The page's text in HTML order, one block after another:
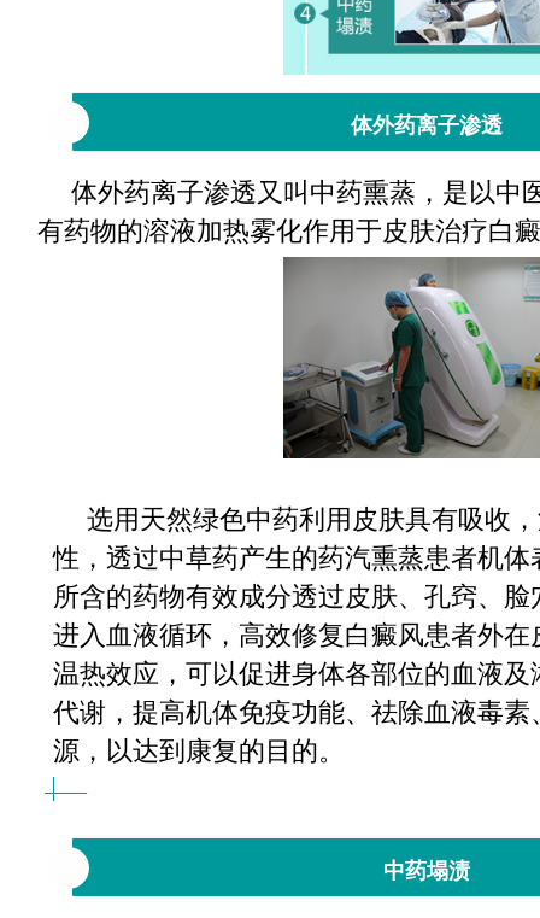
体外药离子渗透
体外药离子渗透又叫中药熏蒸，是以中
有药物的溶液加热雾化作用于皮肤治疗白
选用天然绿色中药利用皮肤具有吸收
性，透过中草药产生的药汽熏蒸患者机
所含的药物有效成分透过皮肤、孔窍、
进入血液循环，高效修复白癜风患者外
温热效应，可以促进身体各部位的血液
代谢，提高机体免疫功能、祛除血液毒
源，以达到康复的目的。
中药塌渍